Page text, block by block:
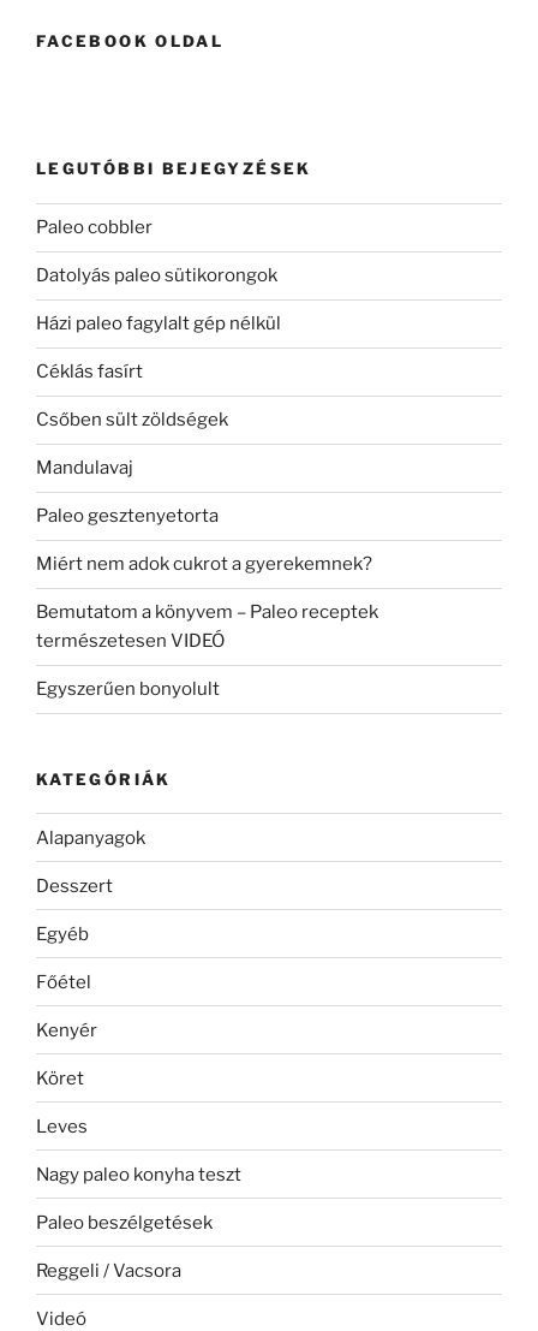
FACEBOOK OLDAL
LEGUTÓBBI BEJEGYZÉSEK
Paleo cobbler
Datolyás paleo sütikorongok
Házi paleo fagylalt gép nélkül
Céklás fasírt
Csőben sült zöldségek
Mandulavaj
Paleo gesztenyetorta
Miért nem adok cukrot a gyerekemnek?
Bemutatom a könyvem – Paleo receptek
természetesen VIDEÓ
Egyszerűen bonyolult
KATEGÓRIÁK
Alapanyagok
Desszert
Egyéb
Főétel
Kenyér
Köret
Leves
Nagy paleo konyha teszt
Paleo beszélgetések
Reggeli / Vacsora
Videó